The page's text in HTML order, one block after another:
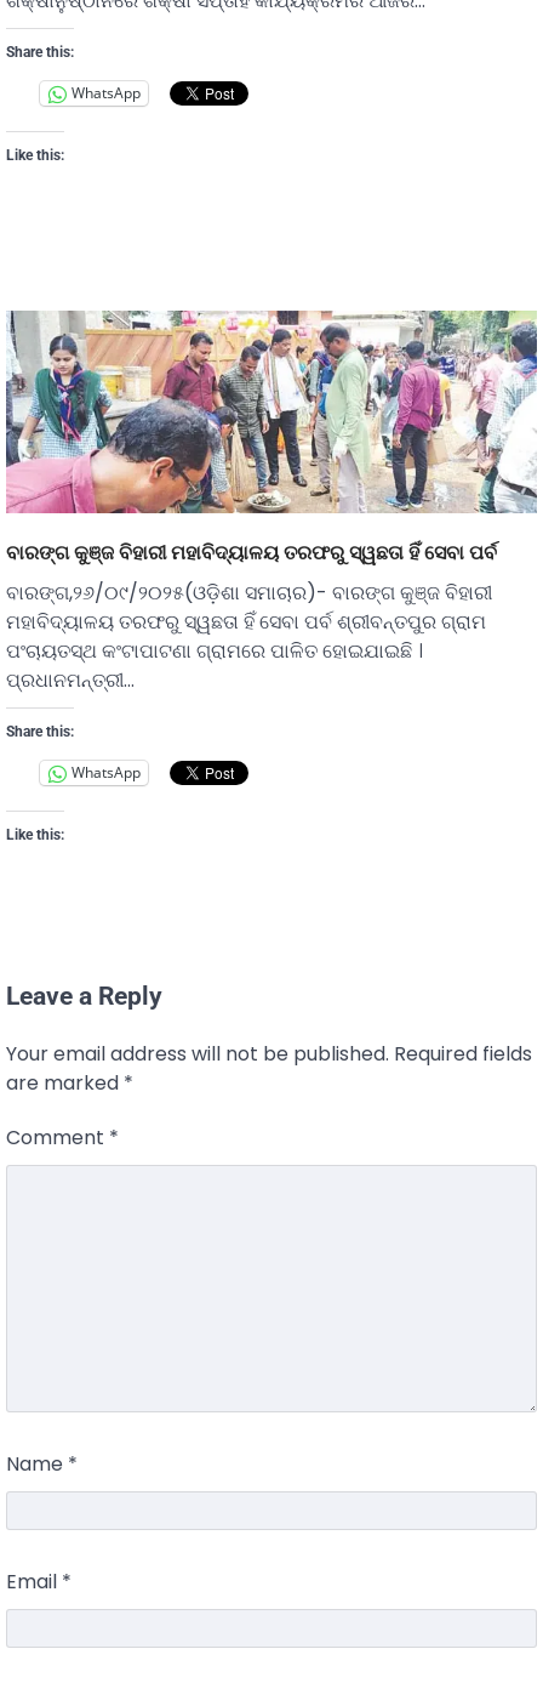
Share this:
WhatsApp
Like this:
ବାରଙ୍ଗ କୁଞ୍ଜ ବିହାରୀ ମହାବିଦ୍ୟାଳୟ ତରଫରୁ ସ୍ୱଛତା ହିଁ ସେବା ପର୍ବ
ବାରଙ୍ଗ,୨୬/୦୯/୨୦୨୫(ଓଡ଼ିଶା ସମାଚାର)- ବାରଙ୍ଗ କୁଞ୍ଜ ବିହାରୀ
ମହାବିଦ୍ୟାଳୟ ତରଫରୁ ସ୍ୱଛତା ହିଁ ସେବା ପର୍ବ ଶ୍ରୀବନ୍ତପୁର ଗ୍ରାମ
ପଂଚାୟତସ୍ଥ କଂଟାପାଟଣା ଗ୍ରାମରେ ପାଳିତ ହୋଇଯାଇଛି ।
ପ୍ରଧାନମନ୍ତ୍ରୀ…
Share this:
WhatsApp
Like this:
Leave a Reply
Your email address will not be published. Required fields
are marked *
Comment *
Name *
Email *